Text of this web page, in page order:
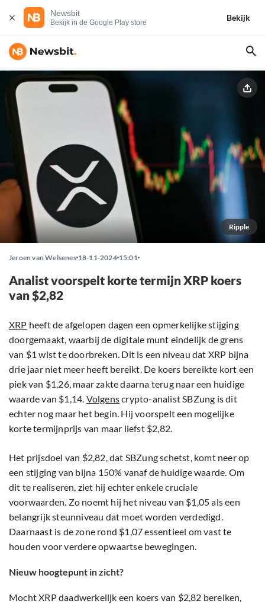
Newsbit
Bekijk in de Google Play store
Bekijk
Ripple
Jeroen van Welsenes 18-11-2024 15:01
Analist voorspelt korte termijn XRP koers
van $2,82
XRP heeft de afgelopen dagen een opmerkelijke stijging
doorgemaakt, waarbij de digitale munt eindelijk de grens
van $1 wist te doorbreken. Dit is een niveau dat XRP bijna
drie jaar niet meer heeft bereikt. De koers bereikte kort een
piek van $1,26, maar zakte daarna terug naar een huidige
waarde van $1,14. Volgenscrypto-analist SBZung is dit
echter nog maar het begin. Hij voorspelt een mogelijke
korte termijnprijs van maar liefst $2,82.
Het prijsdoel van $2,82, dat SBZung schetst, komt neer op
een stijging van bijna 150% vanaf de huidige waarde. Om
dit te realiseren, ziet hij echter enkele cruciale
voorwaarden. Zo noemt hij het niveau van $1,05 als een
belangrijk steunniveau dat moet worden verdedigd.
Daarnaast is de zone rond $1,07 essentieel om vast te
houden voor verdere opwaartse bewegingen.
Nieuw hoogtepunt in zicht?
Mocht XRP daadwerkelijk een koers van $2,82 bereiken,